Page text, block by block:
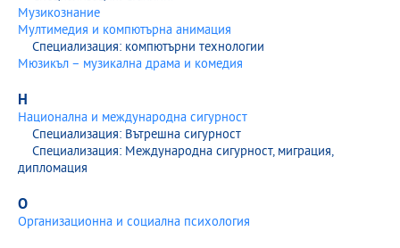
Музикознание
Мултимедия и компютърна анимация
Специализация: компютърни технологии
Мюзикъл – музикална драма и комедия
Н
Национална и международна сигурност
Специализация: Вътрешна сигурност
Специализация: Международна сигурност, миграция,
дипломация
О
Организационна и социална психология